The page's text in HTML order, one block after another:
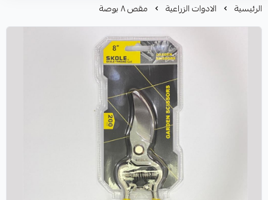
الرئيسية الادوات الزراعية مقص ٨ بوصة